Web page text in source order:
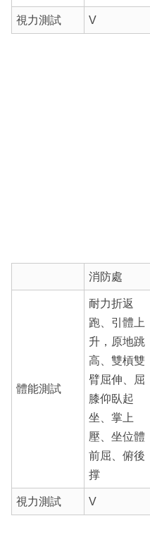
視力測試 V
消防處
體能測試
耐力折返
跑、引體上
升，原地跳
高、雙槓雙
臂屈伸、屈
膝仰臥起
坐、掌上
壓、坐位體
前屈、俯後
撑
視力測試 V